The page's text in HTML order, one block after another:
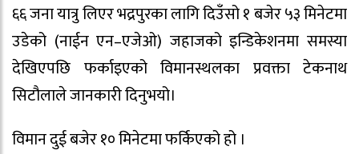
६६ जना यात्रु लिएर भद्रपुरका लागि दिउँसो १ बजेर ५३ मिनेटमा
उडेको (नाईन एन–एजेओ) जहाजको इन्डिकेशनमा समस्या
देखिएपछि फर्काइएको विमानस्थलका प्रवक्ता टेकनाथ
सिटौलाले जानकारी दिनुभयो।
विमान दुई बजेर १० मिनेटमा फर्किएको हो ।